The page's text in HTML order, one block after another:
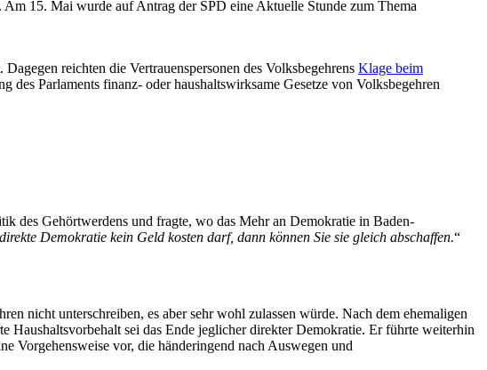
15. Mai wurde auf Antrag der SPD eine Aktuelle Stunde zum Thema
reichten die Vertrauenspersonen des Volksbegehrens Klage beim
Parlaments finanz- oder haushaltswirksame Gesetze von Volksbegehren
des Gehörtwerdens und fragte, wo das Mehr an Demokratie in Baden-
Demokratie kein Geld kosten darf, dann können Sie sie gleich abschaffen.“
nicht unterschreiben, es aber sehr wohl zulassen würde. Nach dem ehemaligen
sei das Ende jeglicher direkter Demokratie. Er führte weiterhin
Vorgehensweise vor, die händeringend nach Auswegen und